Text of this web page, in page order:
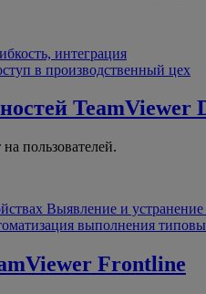
интеграция
в производственный цех
TeamViewer
пользователей.
Выявление и
выполнения
Frontline